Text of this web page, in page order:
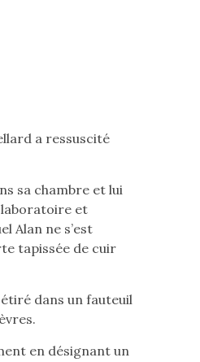
a ressuscité
sa chambre et lui
laboratoire et
Alan ne s’est
tapissée de cuir
dans un fauteuil
en désignant un